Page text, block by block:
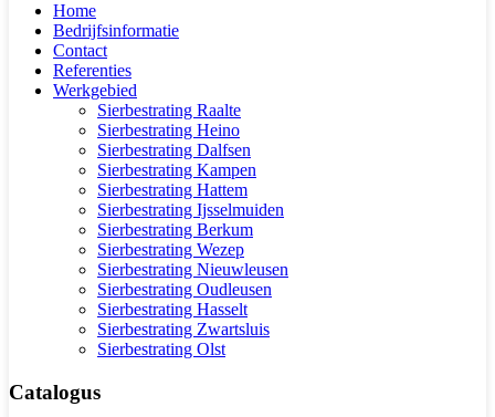
Home
Bedrijfsinformatie
Contact
Referenties
Werkgebied
Sierbestrating Raalte
Sierbestrating Heino
Sierbestrating Dalfsen
Sierbestrating Kampen
Sierbestrating Hattem
Sierbestrating Ijsselmuiden
Sierbestrating Berkum
Sierbestrating Wezep
Sierbestrating Nieuwleusen
Sierbestrating Oudleusen
Sierbestrating Hasselt
Sierbestrating Zwartsluis
Sierbestrating Olst
Catalogus